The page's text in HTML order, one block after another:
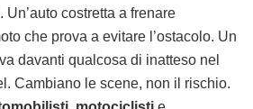
costretta a frenare
che prova a evitare l’ostacolo. Un
davanti qualcosa di inatteso nel
Cambiano le scene, non il rischio.